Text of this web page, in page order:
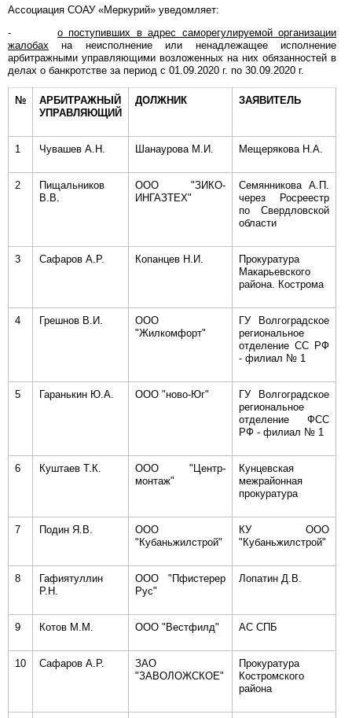
Ассоциация СОАУ «Меркурий» уведомляет:
-о поступивших в адрес саморегулируемой организации
жалобах на неисполнение или ненадлежащее исполнение
арбитражными управляющими возложенных на них обязанностей в
делах о банкротстве за период с 01.09.2020 г. по 30.09.2020 г.
№
АРБИТРАЖНЫЙ
УПРАВЛЯЮЩИЙ
ДОЛЖНИК ЗАЯВИТЕЛЬ
1 Чувашев А.Н. Шанаурова М.И. Мещерякова Н.А.
2
Пищальников
В.В.
ООО "ЗИКО-
ИНГАЗТЕХ"
Семянникова А.П.
через Росреестр
по Свердловской
области
3 Сафаров А.Р. Копанцев Н.И.
Прокуратура
Макарьевского
района. Кострома
4 Грешнов В.И.
ООО
"Жилкомфорт"
ГУ Волгоградское
региональное
отделение СС РФ
- филиал № 1
5 Гаранькин Ю.А. ООО "ново-Юг"
ГУ Волгоградское
региональное
отделение ФСС
РФ - филиал № 1
6 Куштаев Т.К.
ООО "Центр-
монтаж"
Кунцевская
межрайонная
прокуратура
7 Подин Я.В.
ООО
"Кубаньжилстрой"
КУ ООО
"Кубаньжилстрой"
8
Гафиятуллин
Р.Н.
ООО "Пфистерер
Рус"
Лопатин Д.В.
9 Котов М.М. ООО "Вестфилд" АС СПБ
10 Сафаров А.Р.
ЗАО
"ЗАВОЛОЖСКОЕ"
Прокуратура
Костромского
района